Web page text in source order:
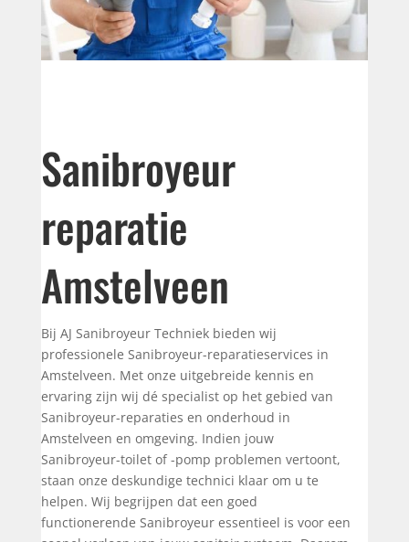
Sanibroyeur
reparatie
Amstelveen
Bij AJ Sanibroyeur Techniek bieden wij
professionele Sanibroyeur-reparatieservices in
Amstelveen. Met onze uitgebreide kennis en
ervaring zijn wij dé specialist op het gebied van
Sanibroyeur-reparaties en onderhoud in
Amstelveen en omgeving. Indien jouw
Sanibroyeur-toilet of -pomp problemen vertoont,
staan onze deskundige technici klaar om u te
helpen. Wij begrijpen dat een goed
functionerende Sanibroyeur essentieel is voor een